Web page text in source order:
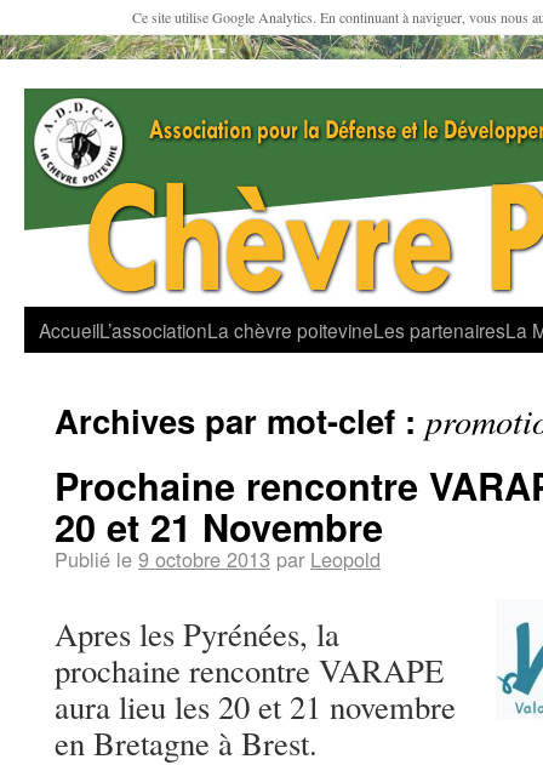
Ce site utilise Google Analytics. En continuant à naviguer, vous nous
AccueilL’associationLa chèvre poitevineLes partenairesLa
Archives par mot-clef :
Prochaine rencontre
20 et 21 Novembre
Publié le 9 octobre 2013 par Leopold
Apres les Pyrénées, la
prochaine rencontre VARAPE
aura lieu les 20 et 21 novembre
en Bretagne à Brest.